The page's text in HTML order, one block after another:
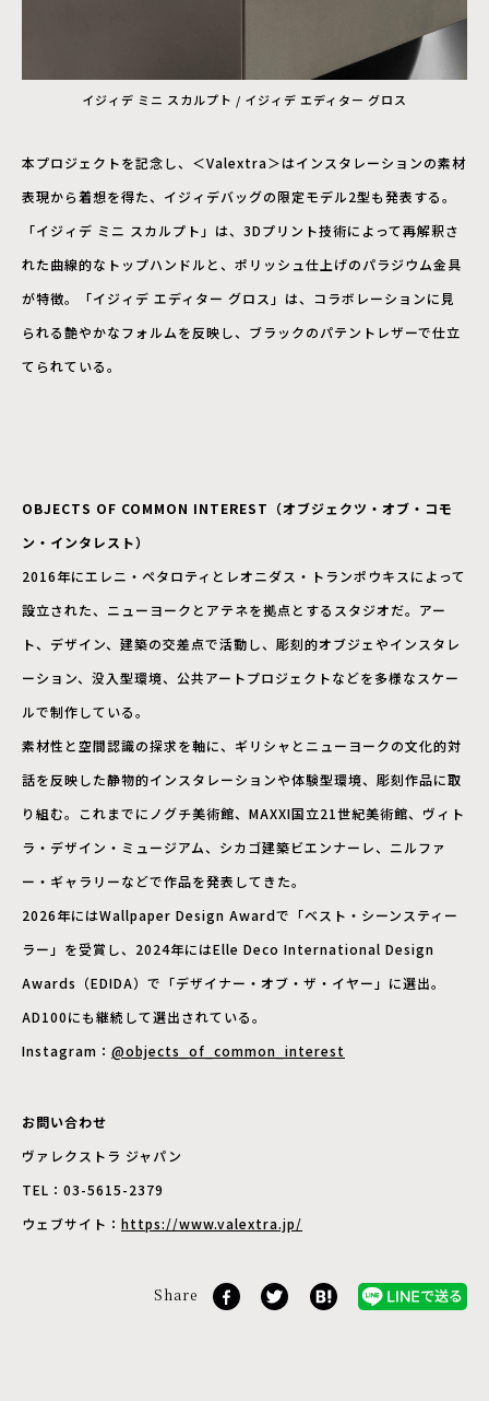
イジィデ ミニ スカルプト / イジィデ エディター グロス
本プロジェクトを記念し、＜Valextra＞はインスタレーションの素材
表現から着想を得た、イジィデバッグの限定モデル2型も発表する。
「イジィデ ミニ スカルプト」は、3Dプリント技術によって再解釈さ
れた曲線的なトップハンドルと、ポリッシュ仕上げのパラジウム金具
が特徴。「イジィデ エディター グロス」は、コラボレーションに見
られる艶やかなフォルムを反映し、ブラックのパテントレザーで仕立
てられている。
OBJECTS OF COMMON INTEREST（オブジェクツ・オブ・コモ
ン・インタレスト）
2016年にエレニ・ペタロティとレオニダス・トランポウキスによって
設立された、ニューヨークとアテネを拠点とするスタジオだ。アー
ト、デザイン、建築の交差点で活動し、彫刻的オブジェやインスタレ
ーション、没入型環境、公共アートプロジェクトなどを多様なスケー
ルで制作している。
素材性と空間認識の探求を軸に、ギリシャとニューヨークの文化的対
話を反映した静物的インスタレーションや体験型環境、彫刻作品に取
り組む。これまでにノグチ美術館、MAXXI国立21世紀美術館、ヴィト
ラ・デザイン・ミュージアム、シカゴ建築ビエンナーレ、ニルファ
ー・ギャラリーなどで作品を発表してきた。
2026年にはWallpaper Design Awardで「ベスト・シーンスティー
ラー」を受賞し、2024年にはElle Deco International Design
Awards（EDIDA）で「デザイナー・オブ・ザ・イヤー」に選出。
AD100にも継続して選出されている。
Instagram： @objects_of_common_interest
お問い合わせ
ヴァレクストラ ジャパン
TEL：03-5615-2379
ウェブサイト： https://www.valextra.jp/
Share